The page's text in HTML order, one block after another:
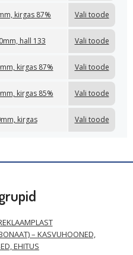
kirgas 87% Vali toode
hall 133 Vali toode
kirgas 87% Vali toode
kirgas 85% Vali toode
kirgas Vali toode
– KASVUHOONED,
EHITUS